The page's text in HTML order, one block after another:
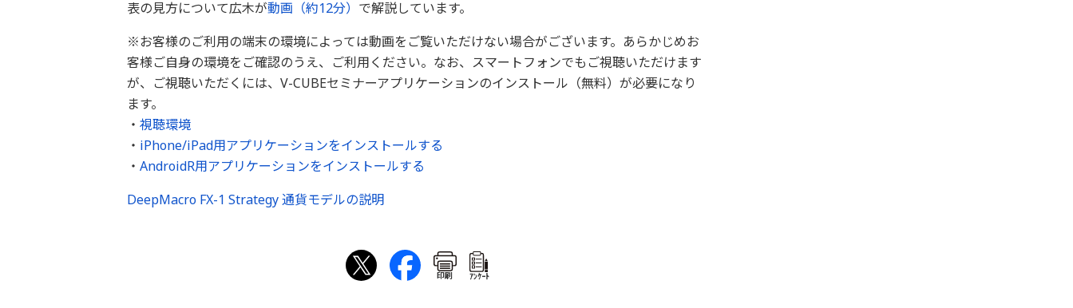
表の見方について広木が動画（約12分） で解説しています。
※お客様のご利用の端末の環境によっては動画をご覧いただけない場合がございます。あらかじめお
客様ご自身の環境をご確認のうえ、ご利用ください。なお、スマートフォンでもご視聴いただけます
が、ご視聴いただくには、V-CUBEセミナーアプリケーションのインストール（無料）が必要になり
ます。
・ 視聴環境
・ iPhone/iPad用アプリケーションをインストールする
・ AndroidR用アプリケーションをインストールする
DeepMacro FX-1 Strategy 通貨モデルの説明
印刷 ｱﾝｹｰﾄ